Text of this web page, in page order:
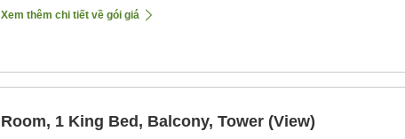
Xem thêm chi tiết về gói giá
Room, 1 King Bed, Balcony, Tower (View)